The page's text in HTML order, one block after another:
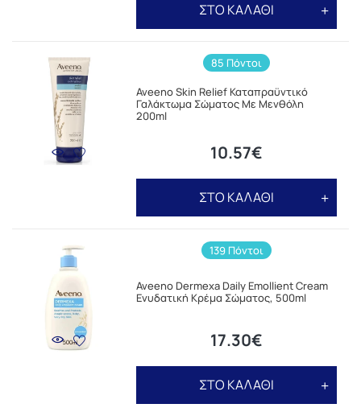
ΣΤΟ ΚΑΛΑΘΙ
85 Πόντοι
Aveeno Skin Relief Καταπραϋντικό
Γαλάκτωμα Σώματος Με Μενθόλη
200ml
10.57€
ΣΤΟ ΚΑΛΑΘΙ
139 Πόντοι
Aveeno Dermexa Daily Emollient Cream
Ενυδατική Κρέμα Σώματος, 500ml
17.30€
ΣΤΟ ΚΑΛΑΘΙ